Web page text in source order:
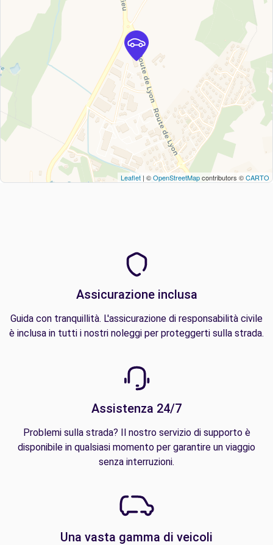
Leaflet | ©OpenStreetMapcontributors ©CARTO
Assicurazione inclusa
Guida con tranquillità. L'assicurazione di responsabilità civile
è inclusa in tutti i nostri noleggi per proteggerti sulla strada.
Assistenza 24/7
Problemi sulla strada? Il nostro servizio di supporto è
disponibile in qualsiasi momento per garantire un viaggio
senza interruzioni.
Una vasta gamma di veicoli